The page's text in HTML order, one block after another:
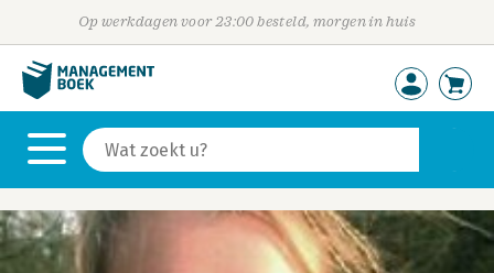
Op werkdagen voor 23:00 besteld, morgen in huis